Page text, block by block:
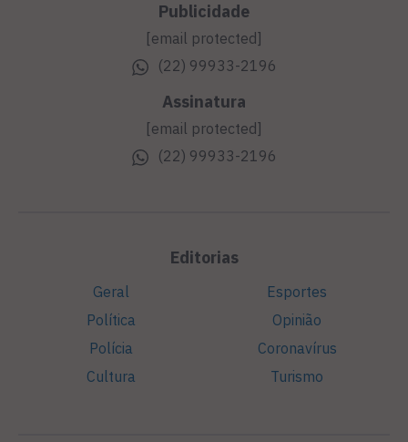
Publicidade
[email protected]
(22) 99933-2196
Assinatura
[email protected]
(22) 99933-2196
Editorias
Geral
Política
Polícia
Cultura
Esportes
Opinião
Coronavírus
Turismo